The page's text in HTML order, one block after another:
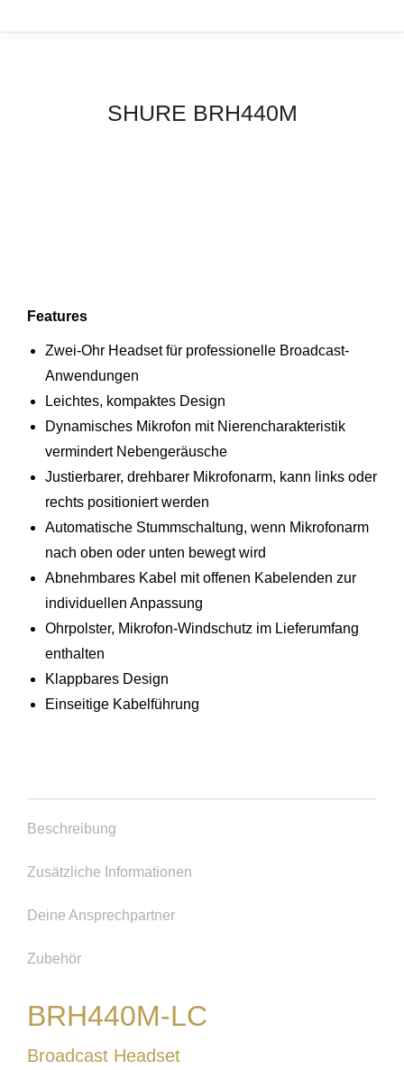
SHURE BRH440M
Features
Zwei-Ohr Headset für professionelle Broadcast-
Anwendungen
Leichtes, kompaktes Design
Dynamisches Mikrofon mit Nierencharakteristik
vermindert Nebengeräusche
Justierbarer, drehbarer Mikrofonarm, kann links oder
rechts positioniert werden
Automatische Stummschaltung, wenn Mikrofonarm
nach oben oder unten bewegt wird
Abnehmbares Kabel mit offenen Kabelenden zur
individuellen Anpassung
Ohrpolster, Mikrofon-Windschutz im Lieferumfang
enthalten
Klappbares Design
Einseitige Kabelführung
Beschreibung
Zusätzliche Informationen
Deine Ansprechpartner
Zubehör
BRH440M-LC
Broadcast Headset